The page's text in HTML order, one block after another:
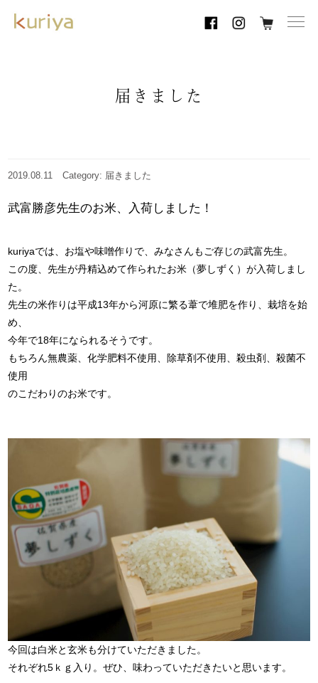
届きました
2019.08.11 Category: 届きました
武富勝彦先生のお米、入荷しました！
kuriyaでは、お塩や味噌作りで、みなさんもご存じの武富先生。
この度、先生が丹精込めて作られたお米（夢しずく）が入荷しまし
た。
先生の米作りは平成13年から河原に繁る葦で堆肥を作り、栽培を始
め、
今年で18年になられるそうです。
もちろん無農薬、化学肥料不使用、除草剤不使用、殺虫剤、殺菌不
使用
のこだわりのお米です。
今回は白米と玄米も分けていただきました。
それぞれ5ｋｇ入り。ぜひ、味わっていただきたいと思います。